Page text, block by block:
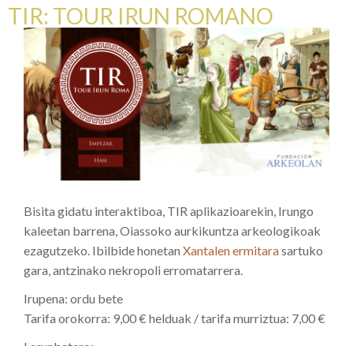
TIR: TOUR IRUN ROMANO
Bisita gidatu interaktiboa, TIR aplikazioarekin, Irungo
kaleetan barrena, Oiassoko aurkikuntza arkeologikoak
ezagutzeko. Ibilbide honetan Xantalen ermitarasartuko
gara, antzinako nekropoli erromatarrera.
Irupena: ordu bete
Tarifa orokorra: 9,00 € helduak / tarifa murriztua: 7,00 €